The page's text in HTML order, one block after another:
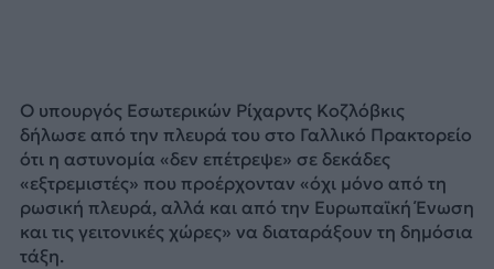
Ο υπουργός Εσωτερικών Ρίχαρντς Κοζλόβκις
δήλωσε από την πλευρά του στο Γαλλικό Πρακτορείο
ότι η αστυνομία «δεν επέτρεψε» σε δεκάδες
«εξτρεμιστές» που προέρχονταν «όχι μόνο από τη
ρωσική πλευρά, αλλά και από την Ευρωπαϊκή Ένωση
και τις γειτονικές χώρες» να διαταράξουν τη δημόσια
τάξη.